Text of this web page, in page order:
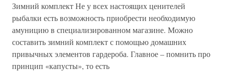
Зимний комплект Не у всех настоящих ценителей
рыбалки есть возможность приобрести необходимую
амуницию в специализированном магазине. Можно
составить зимний комплект с помощью домашних
привычных элементов гардероба. Главное – помнить про
принцип «капусты», то есть